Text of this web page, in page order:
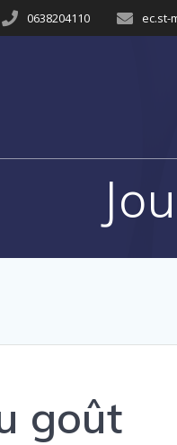
0638204110 ec.st-
goût